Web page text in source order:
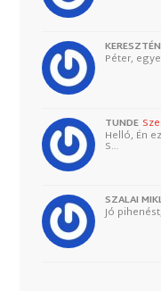
Péter,
TUNDE
Helló, Én
S…
SZALAI
Jó